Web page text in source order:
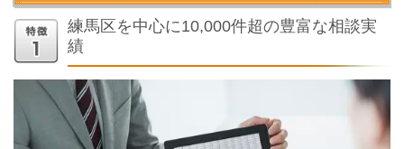
練馬区を中心に10,000件超の豊富な相談実
績